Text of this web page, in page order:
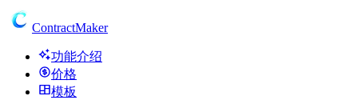
ContractMaker
功能介绍
价格
模板